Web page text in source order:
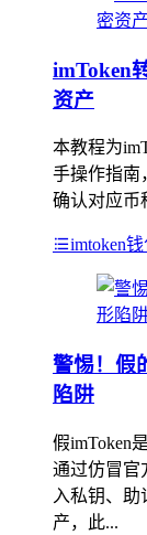
imToken
资产
本教程为
手操作指南
确认对应币
imtoken
警惕！假
陷阱
假imToken
通过仿冒官
入私钥、
产，此...